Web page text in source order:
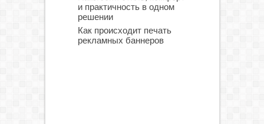
и практичность в одном
решении
Как происходит печать
рекламных баннеров